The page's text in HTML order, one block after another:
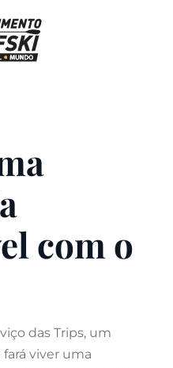
com o
das Trips, um
viver uma